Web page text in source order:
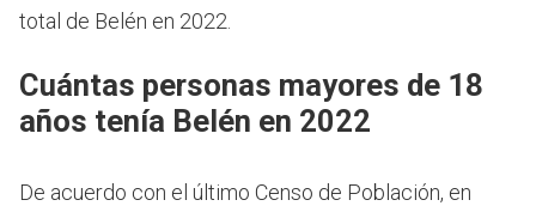
total de Belén en 2022.
Cuántas personas mayores de 18
años tenía Belén en 2022
De acuerdo con el último Censo de Población, en